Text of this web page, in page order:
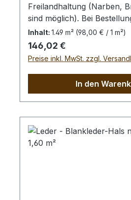
Freilandhaltung (Narben,
sind möglich). Bei
von diesem Stück erhalten
1,49 m² großes Leder. Das
120 cm x 73 cm groß (siehe
Inhalt: 1.49 m² (98,00 € / 1 m²)
Regulärer Preis:
146,02 €
Preise inkl. MwSt. zzgl.
In den